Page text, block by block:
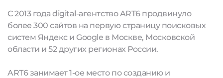
С 2013 года digital-агентство ART6 продвинуло
более 300 сайтов на первую страницу поисковых
систем Яндекс и Google в Москве, Московской
области и 52 других регионах России.
ART6 занимает 1-ое место по созданию и